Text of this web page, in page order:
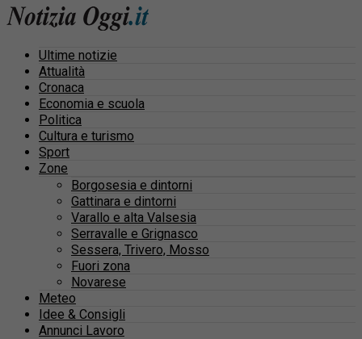
Ultime notizie
Attualità
Cronaca
Economia e scuola
Politica
Cultura e turismo
Sport
Zone
Borgosesia e dintorni
Gattinara e dintorni
Varallo e alta Valsesia
Serravalle e Grignasco
Sessera, Trivero, Mosso
Fuori zona
Novarese
Meteo
Idee & Consigli
Annunci Lavoro